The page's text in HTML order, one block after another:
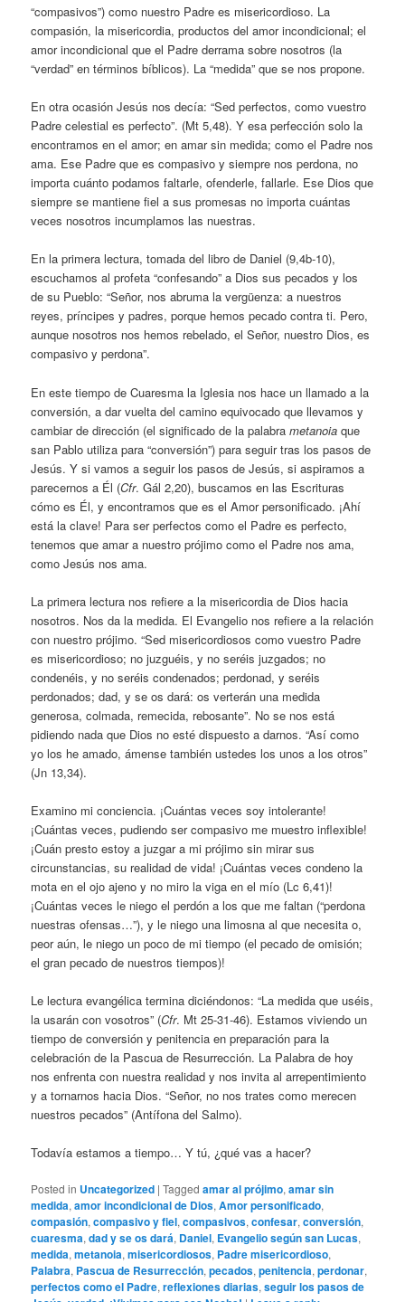
“compasivos”) como nuestro Padre es misericordioso. La
compasión, la misericordia, productos del amor incondicional; el
amor incondicional que el Padre derrama sobre nosotros (la
“verdad” en términos bíblicos). La “medida” que se nos propone.
En otra ocasión Jesús nos decía: “Sed perfectos, como vuestro
Padre celestial es perfecto”. (Mt 5,48). Y esa perfección solo la
encontramos en el amor; en amar sin medida; como el Padre nos
ama. Ese Padre que es compasivo y siempre nos perdona, no
importa cuánto podamos faltarle, ofenderle, fallarle. Ese Dios que
siempre se mantiene fiel a sus promesas no importa cuántas
veces nosotros incumplamos las nuestras.
En la primera lectura, tomada del libro de Daniel (9,4b-10),
escuchamos al profeta “confesando” a Dios sus pecados y los
de su Pueblo: “Señor, nos abruma la vergüenza: a nuestros
reyes, príncipes y padres, porque hemos pecado contra ti. Pero,
aunque nosotros nos hemos rebelado, el Señor, nuestro Dios, es
compasivo y perdona”.
En este tiempo de Cuaresma la Iglesia nos hace un llamado a la
conversión, a dar vuelta del camino equivocado que llevamos y
cambiar de dirección (el significado de la palabrametanoiaque
san Pablo utiliza para “conversión”) para seguir tras los pasos de
Jesús. Y si vamos a seguir los pasos de Jesús, si aspiramos a
parecernos a Él (Cfr. Gál 2,20), buscamos en las Escrituras
cómo es Él, y encontramos que es el Amor personificado. ¡Ahí
está la clave! Para ser perfectos como el Padre es perfecto,
tenemos que amar a nuestro prójimo como el Padre nos ama,
como Jesús nos ama.
La primera lectura nos refiere a la misericordia de Dios hacia
nosotros. Nos da la medida. El Evangelio nos refiere a la relación
con nuestro prójimo. “Sed misericordiosos como vuestro Padre
es misericordioso; no juzguéis, y no seréis juzgados; no
condenéis, y no seréis condenados; perdonad, y seréis
perdonados; dad, y se os dará: os verterán una medida
generosa, colmada, remecida, rebosante”. No se nos está
pidiendo nada que Dios no esté dispuesto a darnos. “Así como
yo los he amado, ámense también ustedes los unos a los otros”
(Jn 13,34).
Examino mi conciencia. ¡Cuántas veces soy intolerante!
¡Cuántas veces, pudiendo ser compasivo me muestro inflexible!
¡Cuán presto estoy a juzgar a mi prójimo sin mirar sus
circunstancias, su realidad de vida! ¡Cuántas veces condeno la
mota en el ojo ajeno y no miro la viga en el mío (Lc 6,41)!
¡Cuántas veces le niego el perdón a los que me faltan (“perdona
nuestras ofensas…”), y le niego una limosna al que necesita o,
peor aún, le niego un poco de mi tiempo (el pecado de omisión;
el gran pecado de nuestros tiempos)!
Le lectura evangélica termina diciéndonos: “La medida que uséis,
la usarán con vosotros” (Cfr. Mt 25-31-46). Estamos viviendo un
tiempo de conversión y penitencia en preparación para la
celebración de la Pascua de Resurrección. La Palabra de hoy
nos enfrenta con nuestra realidad y nos invita al arrepentimiento
y a tornarnos hacia Dios. “Señor, no nos trates como merecen
nuestros pecados” (Antífona del Salmo).
Todavía estamos a tiempo… Y tú, ¿qué vas a hacer?
Posted in Uncategorized |Tagged amar al prójimo,amar sin
medida,amor incondicional de Dios,Amor personificado,
compasión,compasivo y fiel,compasivos,confesar,conversión,
cuaresma,dad y se os dará, Daniel, Evangelio según san Lucas,
medida,metanoia,misericordiosos, Padre misericordioso,
Palabra, Pascua de Resurrección,pecados,penitencia,perdonar,
perfectos como el Padre,reflexiones diarias,seguir los pasos de